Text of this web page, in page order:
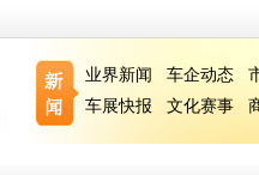
业界新闻 车企动态
车展快报
文化赛事